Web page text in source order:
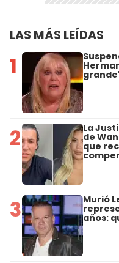
LAS MÁS LEÍDAS
1
2 La
de
que
3 Murió
años: